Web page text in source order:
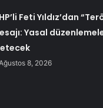
Feti Yıldız’dan
Yasal
8, 2026